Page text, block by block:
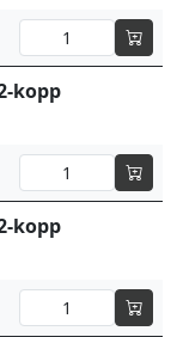
kopp
kopp